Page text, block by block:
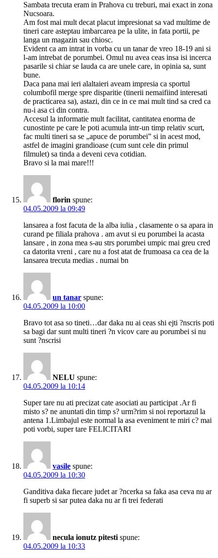
Sambata trecuta eram in Prahova cu treburi, mai exact in zona
Nucsoara.
Am fost mai mult decat placut impresionat sa vad multime de
tineri care asteptau imbarcarea pe la ulite, in fata portii, pe
langa un magazin sau chiosc.
Evident ca am intrat in vorba cu un tanar de vreo 18-19 ani si
l-am intrebat de porumbei. Omul nu avea ceas insa isi incerca
pasarile si chiar se lauda ca are unele care, in opinia sa, sunt
bune.
Daca pana mai ieri alaltaieri aveam impresia ca sportul
columbofil merge spre disparitie (tinerii nemaifiind interesati
de practicarea sa), astazi, din ce in ce mai mult tind sa cred ca
nu-i asa ci din contra.
Accesul la informatie mult facilitat, cantitatea enorma de
cunostinte pe care le poti acumula intr-un timp relativ scurt,
fac multi tineri sa se „apuce de porumbei” si in acest mod,
astfel de imagini grandioase (cum sunt cele din primul
filmulet) sa tinda a deveni ceva cotidian.
Bravo si la mai mare!!!
florin spune:
04.05.2009 la 09:49
lansarea a fost facuta de la alba iulia , clasamente o sa apara in
curand pe filiala prahova . am avut si eu porumbei la acasta
lansare , in zona mea s-au strs porumbei umpic mai greu cred
ca datorita vreni , care nu a fost atat de frumoasa ca cea de la
lansarea trecuta medias . numai bn
un tanar spune:
04.05.2009 la 10:00
Bravo tot asa so tineti…dar daka nu ai ceas shi ejti ?nscris poti
sa bagi dar sunt multi tineri ?n vicov care au porumbei si nu
sunt ?nscrisi
NELU spune:
04.05.2009 la 10:14
Super tare nu ati precizat cate asociati au participat .Ar fi
misto s? ne anuntati din timp s? urm?rim si noi reportazul la
antena 1.Limbajul este normal la asa eveniment te miri c? mai
poti vorbi, super tare FELICITARI
vasile spune:
04.05.2009 la 10:30
Ganditiva daka fiecare judet ar ?ncerka sa faka asa ceva nu ar
fi superb si sar putea daka nu ar fi trei federati
necula ionutz pitesti spune:
04.05.2009 la 10:33